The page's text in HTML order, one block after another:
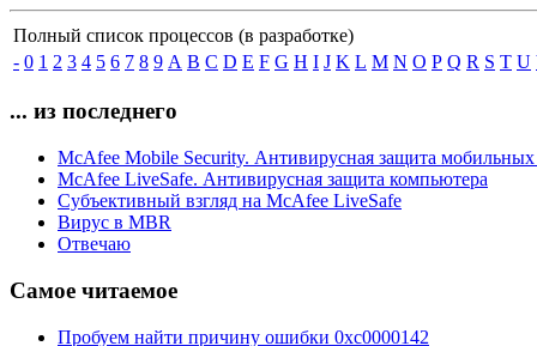
Полный список процессов (в разработке)
- 0 1 2 3 4 5 6 7 8 9 A B C D E F G H I J K L M N O P Q R S T U
... из последнего
McAfee Mobile Security. Антивирусная защита мобильных
McAfee LiveSafe. Антивирусная защита компьютера
Субъективный взгляд на McAfee LiveSafe
Вирус в MBR
Отвечаю
Самое читаемое
Пробуем найти причину ошибки 0xc0000142